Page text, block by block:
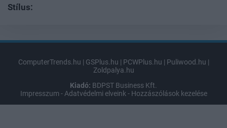
Stílus:
ComputerTrends.hu | GSPlus.hu | PCWPlus.hu | Puliwood.hu |
Zoldpalya.hu
Kiadó: BDPST Business Kft.
Impresszum - Adatvédelmi elveink - Hozzászólások kezelése